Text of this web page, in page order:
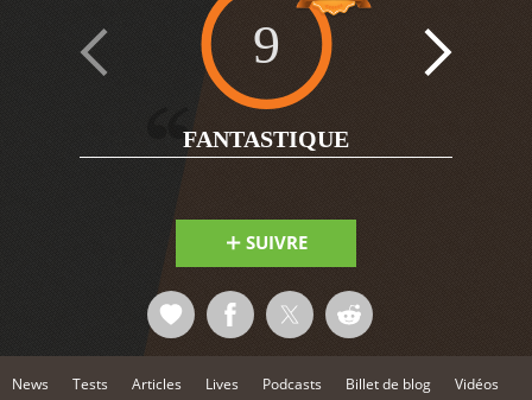
9
FANTASTIQUE
SUIVRE
News Tests Articles Lives Podcasts Billet de blog Vidéos